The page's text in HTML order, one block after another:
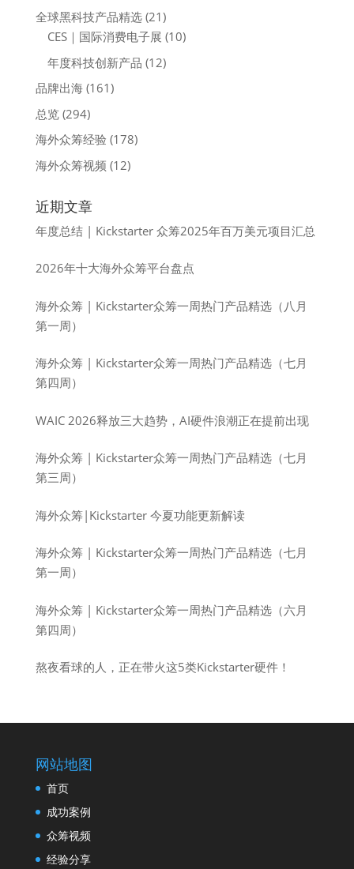
全球黑科技产品精选(21)
CES｜国际消费电子展 (10)
年度科技创新产品 (12)
品牌出海(161)
总览(294)
海外众筹经验 (178)
海外众筹视频 (12)
近期文章
年度总结 | Kickstarter 众筹2025年百万美元项目汇总
2026年十大海外众筹平台盘点
海外众筹 | Kickstarter众筹一周热门产品精选（八月
第一周）
海外众筹 | Kickstarter众筹一周热门产品精选（七月
第四周）
WAIC 2026释放三大趋势，AI硬件浪潮正在提前出现
海外众筹 | Kickstarter众筹一周热门产品精选（七月
第三周）
海外众筹|Kickstarter 今夏功能更新解读
海外众筹 | Kickstarter众筹一周热门产品精选（七月
第一周）
海外众筹 | Kickstarter众筹一周热门产品精选（六月
第四周）
熬夜看球的人，正在带火这5类Kickstarter硬件！
网站地图
首页
成功案例
众筹视频
经验分享